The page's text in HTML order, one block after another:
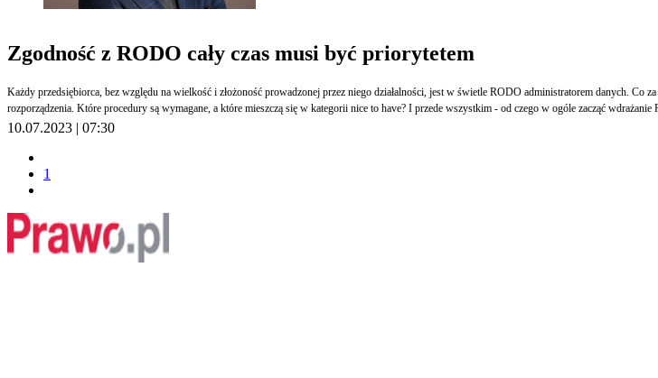
Zgodność z RODO cały czas musi być priorytetem
Każdy przedsiębiorca, bez względu na wielkość i złożoność prowadzonej przez niego działalności, jest w świetle RODO administratorem danych. Co
rozporządzenia. Które procedury są wymagane, a które mieszczą się w kategorii nice to have? I przede wszystkim - od czego w ogóle zacząć
10.07.2023 | 07:30
1